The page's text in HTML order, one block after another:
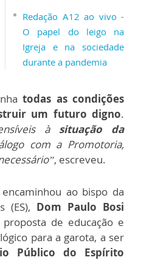
Redação A12 ao vivo -
O papel do leigo na
Igreja e na sociedade
durante a pandemia
todas as condições
um futuro digno.
à situação da
com a Promotoria,
, escreveu.
ao bispo da
(ES), Dom Paulo Bosi
de educação e
para a garota, a ser
Público do Espírito